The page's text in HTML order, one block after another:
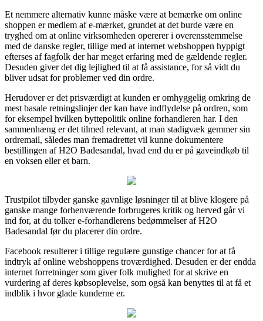
Et nemmere alternativ kunne måske være at bemærke om online
shoppen er medlem af e-mærket, grundet at det burde være en
tryghed om at online virksomheden opererer i overensstemmelse
med de danske regler, tillige med at internet webshoppen hyppigt
efterses af fagfolk der har meget erfaring med de gældende regler.
Desuden giver det dig lejlighed til at få assistance, for så vidt du
bliver udsat for problemer ved din ordre.
Herudover er det prisværdigt at kunden er omhyggelig omkring de
mest basale retningslinjer der kan have indflydelse på ordren, som
for eksempel hvilken byttepolitik online forhandleren har. I den
sammenhæng er det tilmed relevant, at man stadigvæk gemmer sin
ordremail, således man fremadrettet vil kunne dokumentere
bestillingen af H2O Badesandal, hvad end du er på gaveindkøb til
en voksen eller et barn.
Trustpilot tilbyder ganske gavnlige løsninger til at blive klogere på
ganske mange forhenværende forbrugeres kritik og herved går vi
ind for, at du tolker e-forhandlerens bedømmelser af H2O
Badesandal før du placerer din ordre.
Facebook resulterer i tillige regulære gunstige chancer for at få
indtryk af online webshoppens troværdighed. Desuden er der endda
internet forretninger som giver folk mulighed for at skrive en
vurdering af deres købsoplevelse, som også kan benyttes til at få et
indblik i hvor glade kunderne er.